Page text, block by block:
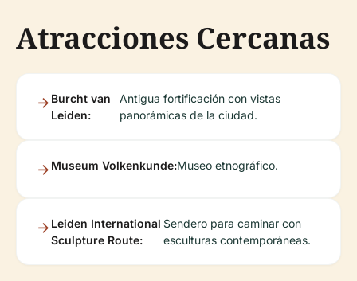
Atracciones Cercanas
Burcht van
Leiden:
Antigua fortificación con vistas
panorámicas de la ciudad.
Museum Volkenkunde:Museo etnográfico.
Leiden International
Sculpture Route:
Sendero para caminar con
esculturas contemporáneas.